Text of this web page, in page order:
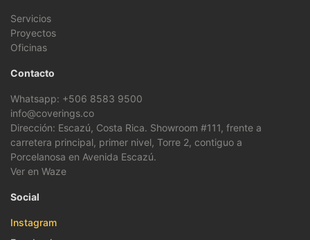
Servicios
Proyectos
Oficinas
Contacto
Whatsapp: +506 8583 9500
info@coverings.co
Dirección: Escazú, Costa Rica. Showroom #111, frente a
carretera principal, primer nivel, Torre 2, contiguo a
Porcelanosa en Avenida Escazú.
Ver en Waze
Social
Instagram